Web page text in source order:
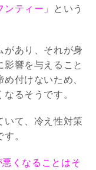
ティー」
という
があり、それが身
響を与えること
付けないため、
るそうです。
いて、冷え性対策
。
悪くなることはそ